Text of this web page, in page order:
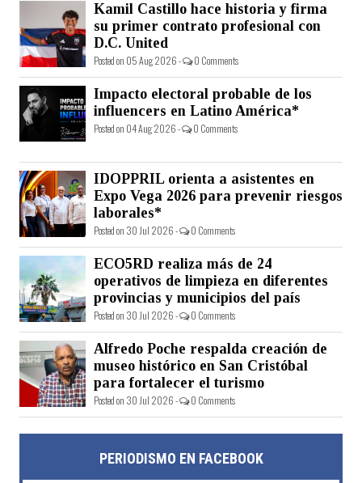
Kamil Castillo hace historia y firma
su primer contrato profesional con
D.C. United
Posted on 05 Aug 2026 - 0 Comments
Impacto electoral probable de los
influencers en Latino América*
Posted on 04 Aug 2026 - 0 Comments
IDOPPRIL orienta a asistentes en
Expo Vega 2026 para prevenir riesgos
laborales*
Posted on 30 Jul 2026 - 0 Comments
ECO5RD realiza más de 24
operativos de limpieza en diferentes
provincias y municipios del país
Posted on 30 Jul 2026 - 0 Comments
Alfredo Poche respalda creación de
museo histórico en San Cristóbal
para fortalecer el turismo
Posted on 30 Jul 2026 - 0 Comments
PERIODISMO EN FACEBOOK